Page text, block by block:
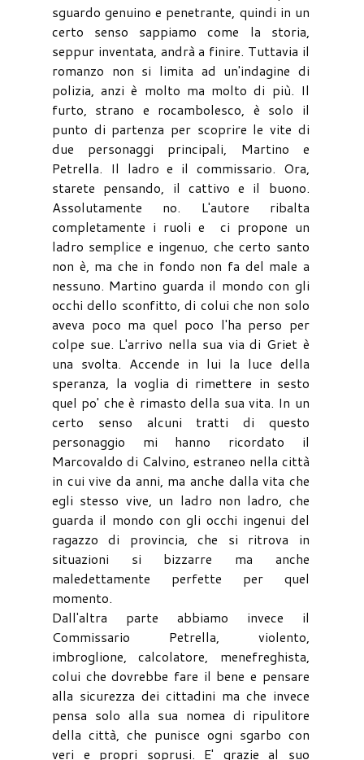
sguardo genuino e penetrante, quindi in un
certo senso sappiamo come la storia,
seppur inventata, andrà a finire. Tuttavia il
romanzo non si limita ad un'indagine di
polizia, anzi è molto ma molto di più. Il
furto, strano e rocambolesco, è solo il
punto di partenza per scoprire le vite di
due personaggi principali, Martino e
Petrella. Il ladro e il commissario. Ora,
starete pensando, il cattivo e il buono.
Assolutamente no. L'autore ribalta
completamente i ruoli e ci propone un
ladro semplice e ingenuo, che certo santo
non è, ma che in fondo non fa del male a
nessuno. Martino guarda il mondo con gli
occhi dello sconfitto, di colui che non solo
aveva poco ma quel poco l'ha perso per
colpe sue. L'arrivo nella sua via di Griet è
una svolta. Accende in lui la luce della
speranza, la voglia di rimettere in sesto
quel po' che è rimasto della sua vita. In un
certo senso alcuni tratti di questo
personaggio mi hanno ricordato il
Marcovaldo di Calvino, estraneo nella città
in cui vive da anni, ma anche dalla vita che
egli stesso vive, un ladro non ladro, che
guarda il mondo con gli occhi ingenui del
ragazzo di provincia, che si ritrova in
situazioni si bizzarre ma anche
maledettamente perfette per quel
momento.
Dall'altra parte abbiamo invece il
Commissario Petrella, violento,
imbroglione, calcolatore, menefreghista,
colui che dovrebbe fare il bene e pensare
alla sicurezza dei cittadini ma che invece
pensa solo alla sua nomea di ripulitore
della città, che punisce ogni sgarbo con
veri e propri soprusi. E' grazie al suo